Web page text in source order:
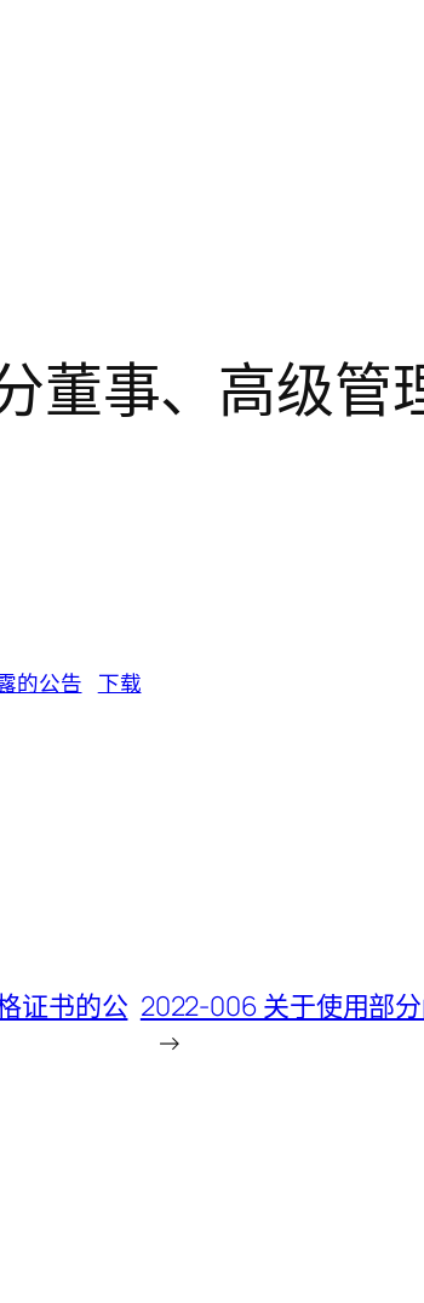
董事、高级管
的公告 下载
证书的公 2022-006 关于使用部
→